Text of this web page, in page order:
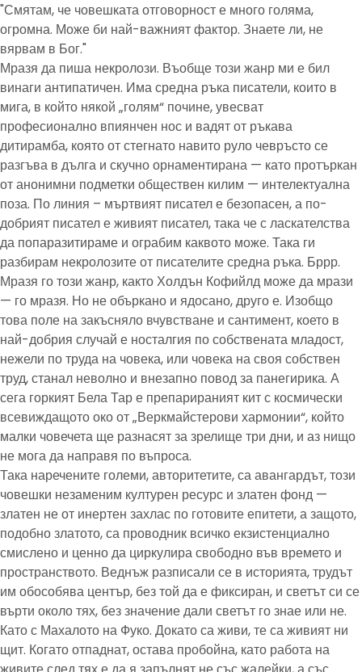
"Смятам, че човешката отговорност е много голяма,
огромна. Може би най-важният фактор. Знаете ли, не
вярвам в Бог."
Мразя да пиша некролози. Въобще този жанр ми е бил
винаги антипатичен. Има средна ръка писатели, които в
мига, в който някой „голям“ почине, увесват
професионално впиянчен нос и вадят от ръкава
дитирамба, която от стегнато навито руло чевръсто се
разгъва в дълга и скучно орнаментирана — като протъркан
от анонимни подметки обществен килим — интелектуална
поза. По линия – мъртвият писател е безопасен, а по-
добрият писател е живият писател, така че с ласкателства
да попаразитираме и ограбим каквото може. Така ги
разбирам некролозите от писателите средна ръка. Бррр.
Мразя го този жанр, както Холдън Кофийлд може да мрази
— го мразя. Но не объркано и ядосано, друго е. Изобщо
това поле на закъсняло вчувстване и сантимент, което в
най-добрия случай е носталгия по собствената младост,
нежели по труда на човека, или човека на своя собствен
труд, станал неволно и внезапно повод за панегирика. А
сега горкият Бела Тар е препарираният кит с космически
всевиждащото око от „Веркмайстерови хармонии“, който
малки човечета ще разнасят за зрелище три дни, и аз нищо
не мога да направя по въпроса.
Така наречените големи, авторитетите, са авангардът, този
човешки незаменим културен ресурс и златен фонд —
златен не от инертен захлас по готовите епитети, а защото,
подобно златото, са проводник всичко екзистенциално
смислено и ценно да циркулира свободно във времето и
пространството. Веднъж разписали се в историята, трудът
им обособява център, без той да е фиксиран, и светът си се
върти около тях, без значение дали светът го знае или не.
Като с Махалото на Фуко. Докато са живи, те са живият ни
щит. Когато отпаднат, остава пробойна, като работа на